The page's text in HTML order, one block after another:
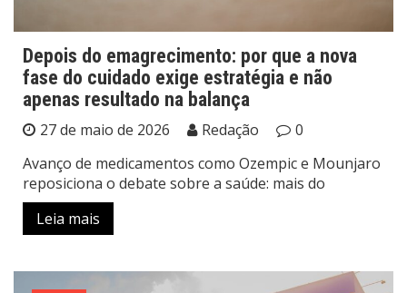
Depois do emagrecimento: por que a nova
fase do cuidado exige estratégia e não
apenas resultado na balança
27 de maio de 2026 Redação
0
Avanço de medicamentos como Ozempic e Mounjaro
reposiciona o debate sobre a saúde: mais do
Leia mais